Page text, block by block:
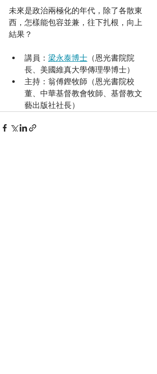
未來是政治兩極化的年代，除了各散東
西，怎樣能包容並兼，往下扎根，向上
結果？
講員： 梁永泰博士 （恩光書院院
長、美國維真大學傳理學博士）
主持：翁傅鏗牧師（恩光書院校
董、中華基督教會牧師、基督教文
藝出版社社長）